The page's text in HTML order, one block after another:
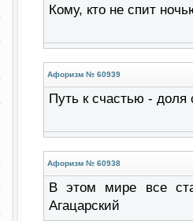
Кому, кто не спит
Афоризм № 60939
Путь к счастью - доля
Афоризм № 60938
В этом мире все
Агацарский